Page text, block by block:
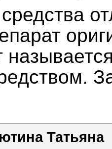
Татьяна